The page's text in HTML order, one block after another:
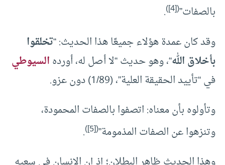
بالصفات”(
[4]
)
.
وقد كان عمدة هؤلاء جميعًا هذا الحديث: “تخلقوا
بأخلاق الله“، وهو حديث “لا أصل له، أوردهالسيوطي
في “تأييد الحقيقة العلية”، (1/89) دون عزو.
وتأولوه بأن معناه: اتصفوا بالصفات المحمودة،
وتنزهوا عن الصفات المذمومة”(
[5]
)
.